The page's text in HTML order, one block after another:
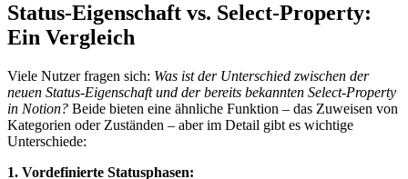
Status-Eigenschaft vs. Select-Property:
Ein Vergleich
Viele Nutzer fragen sich: Was ist der Unterschied zwischen der
neuen Status-Eigenschaft und der bereits bekannten Select-Property
in Notion? Beide bieten eine ähnliche Funktion – das Zuweisen von
Kategorien oder Zuständen – aber im Detail gibt es wichtige
Unterschiede:
1. Vordefinierte Statusphasen: